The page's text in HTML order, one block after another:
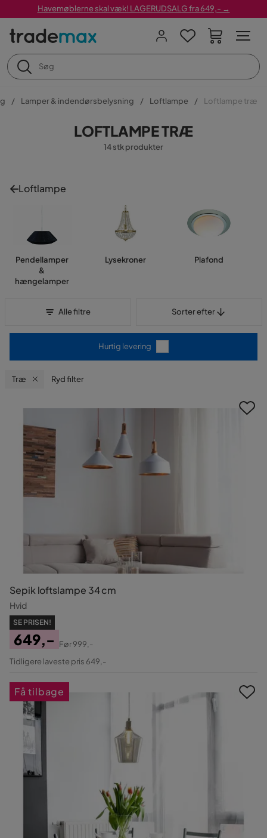
Havemøblerne skal væk! LAGERUDSALG fra 649,- →
Lamper & indendørsbelysning Loftlampe Loftlampe træ
LOFTLAMPE TRÆ
14 stk produkter
Loftlampe
Pendellamper
&
hængelamper
Lysekroner Plafond
Alle filtre Sorter efter
Hurtig levering
Træ Ryd filter
Sepik loftslampe 34 cm
Hvid
SE PRISEN!
Pris
649,-
Original
Før999,-
Tidligere laveste pris 649,-
Få tilbage